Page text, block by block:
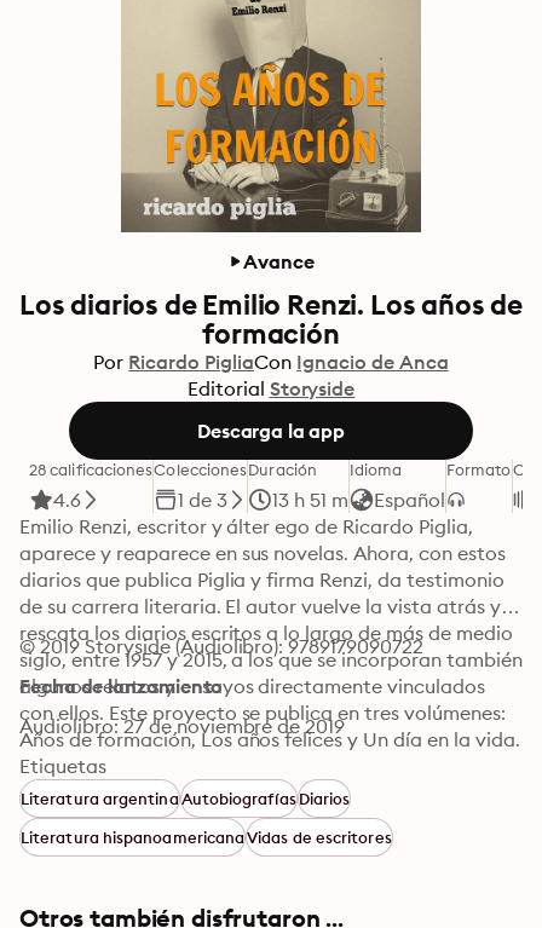
Avance
Los diarios de Emilio Renzi. Los años de
formación
Por Ricardo PigliaCon Ignacio de Anca
Editorial Storyside
Descarga la app
28 calificaciones
4.6
Colecciones
1 de 3
Duración
13 h 51 m
Idioma
Español
Formato
Emilio Renzi, escritor y álter ego de Ricardo Piglia,
aparece y reaparece en sus novelas. Ahora, con estos
diarios que publica Piglia y firma Renzi, da testimonio
de su carrera literaria. El autor vuelve la vista atrás y
rescata los diarios escritos a lo largo de más de medio
siglo, entre 1957 y 2015, a los que se incorporan también
algunos relatos y ensayos directamente vinculados
con ellos. Este proyecto se publica en tres volúmenes:
Años de formación, Los años felices y Un día en la vida.
Este primer volumen cubre los años que van de 1957 a
1967 y arranca por tanto con un escritor joven de
apenas dieciocho años, que comienza su formación y
la aceptación de su oficio como escritor.
© 2019 Storyside (Audiolibro): 9789179090722
Fecha de lanzamiento
Audiolibro: 27 de noviembre de 2019
Etiquetas
Literatura argentinaAutobiografíasDiarios
Literatura hispanoamericanaVidas de escritores
Otros también disfrutaron ...